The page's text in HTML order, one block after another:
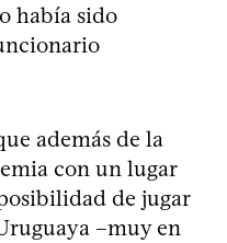
había sido
además de la
con un lugar
de jugar
–muy en